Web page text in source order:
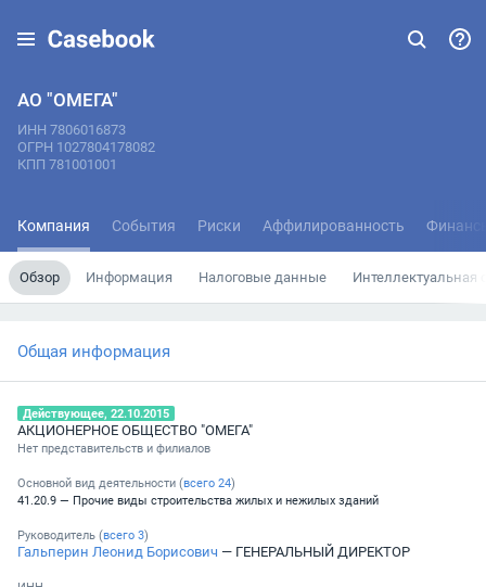
АО "ОМЕГА"
ИНН 7806016873
ОГРН 1027804178082
КПП 781001001
Компания События Риски Аффилированность
Обзор Информация Налоговые данные Интеллектуальная
Общая информация
Действующее, 22.10.2015
АКЦИОНЕРНОЕ ОБЩЕСТВО "ОМЕГА"
Нет представительств и филиалов
Основной вид деятельности (всего 24)
41.20.9 — Прочие виды строительства жилых и нежилых зданий
Руководитель (всего 3)
Гальперин Леонид Борисович — ГЕНЕРАЛЬНЫЙ ДИРЕКТОР